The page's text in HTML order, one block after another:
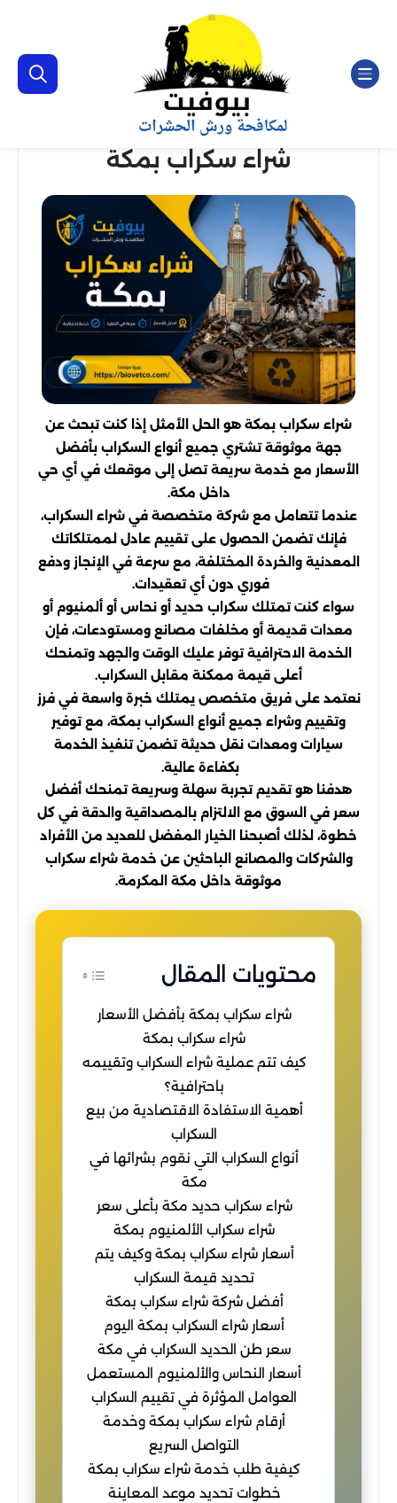
شراء سكراب بمكة
شراء سكراب بمكة هو الحل الأمثل إذا كنت تبحث عن
جهة موثوقة تشتري جميع أنواع السكراب بأفضل
الأسعار مع خدمة سريعة تصل إلى موقعك في أي حي
داخل مكة.
عندما تتعامل مع شركة متخصصة في شراء السكراب،
فإنك تضمن الحصول على تقييم عادل لممتلكاتك
المعدنية والخردة المختلفة، مع سرعة في الإنجاز ودفع
فوري دون أي تعقيدات.
سواء كنت تمتلك سكراب حديد أو نحاس أو ألمنيوم أو
معدات قديمة أو مخلفات مصانع ومستودعات، فإن
الخدمة الاحترافية توفر عليك الوقت والجهد وتمنحك
أعلى قيمة ممكنة مقابل السكراب.
نعتمد على فريق متخصص يمتلك خبرة واسعة في فرز
وتقييم وشراء جميع أنواع السكراب بمكة، مع توفير
سيارات ومعدات نقل حديثة تضمن تنفيذ الخدمة
بكفاءة عالية.
هدفنا هو تقديم تجربة سهلة وسريعة تمنحك أفضل
سعر في السوق مع الالتزام بالمصداقية والدقة في كل
خطوة، لذلك أصبحنا الخيار المفضل للعديد من الأفراد
والشركات والمصانع الباحثين عن خدمة شراء سكراب
موثوقة داخل مكة المكرمة.
محتويات المقال
شراء سكراب بمكة بأفضل الأسعار
شراء سكراب بمكة
كيف تتم عملية شراء السكراب وتقييمه
باحترافية؟
أهمية الاستفادة الاقتصادية من بيع
السكراب
أنواع السكراب التي نقوم بشرائها في
مكة
شراء سكراب حديد مكة بأعلى سعر
شراء سكراب الألمنيوم بمكة
أسعار شراء سكراب بمكة وكيف يتم
تحديد قيمة السكراب
أفضل شركة شراء سكراب بمكة
أسعار شراء السكراب بمكة اليوم
سعر طن الحديد السكراب في مكة
أسعار النحاس والألمنيوم المستعمل
العوامل المؤثرة في تقييم السكراب
أرقام شراء سكراب بمكة وخدمة
التواصل السريع
كيفية طلب خدمة شراء سكراب بمكة
خطوات تحديد موعد المعاينة